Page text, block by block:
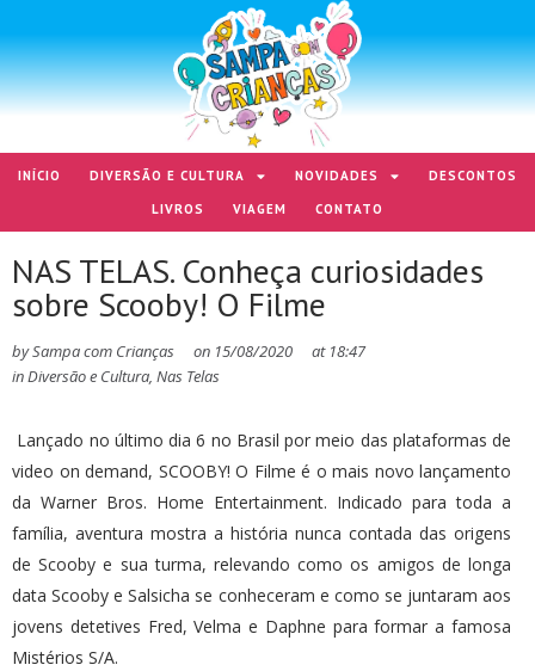
INÍCIO DIVERSÃO E CULTURA NOVIDADES
DESCONTOS
LIVROS
VIAGEM CONTATO
NAS TELAS. Conheça curiosidades
sobre Scooby! O Filme
bySampa com Crianças on 15/08/2020 at 18:47
inDiversão e Cultura, Nas Telas
Lançado no último dia 6 no Brasil por meio das plataformas de
video on demand, SCOOBY! O Filme é o mais novo lançamento
da Warner Bros. Home Entertainment. Indicado para toda a
família, aventura mostra a história nunca contada das origens
de Scooby e sua turma, relevando como os amigos de longa
data Scooby e Salsicha se conheceram e como se juntaram aos
jovens detetives Fred, Velma e Daphne para formar a famosa
Mistérios S/A.